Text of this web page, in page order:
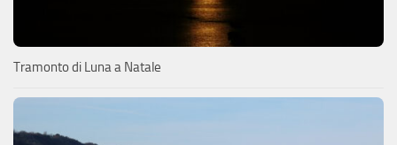
Tramonto di Luna a Natale